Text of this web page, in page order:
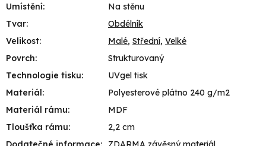
Umístění:
Na stěnu
Tvar:
Obdélník
Velikost: Malé, Střední, Velké
Povrch:
Strukturovaný
Technologie tisku:
UVgel tisk
Materiál:
Polyesterové plátno 240 g/m2
Materiál rámu:
MDF
Tloušťka rámu:
2,2 cm